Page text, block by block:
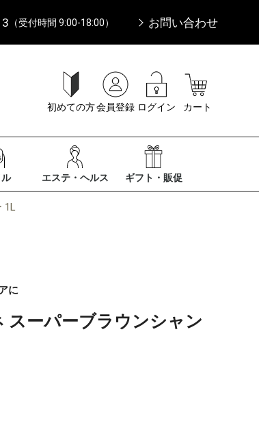
（受付時間 9:00-18:00） お問い合わせ
初めての方会員登録 ログイン カート
エステ・ヘルス ギフト・販促
1L
に
スーパーブラウンシャン